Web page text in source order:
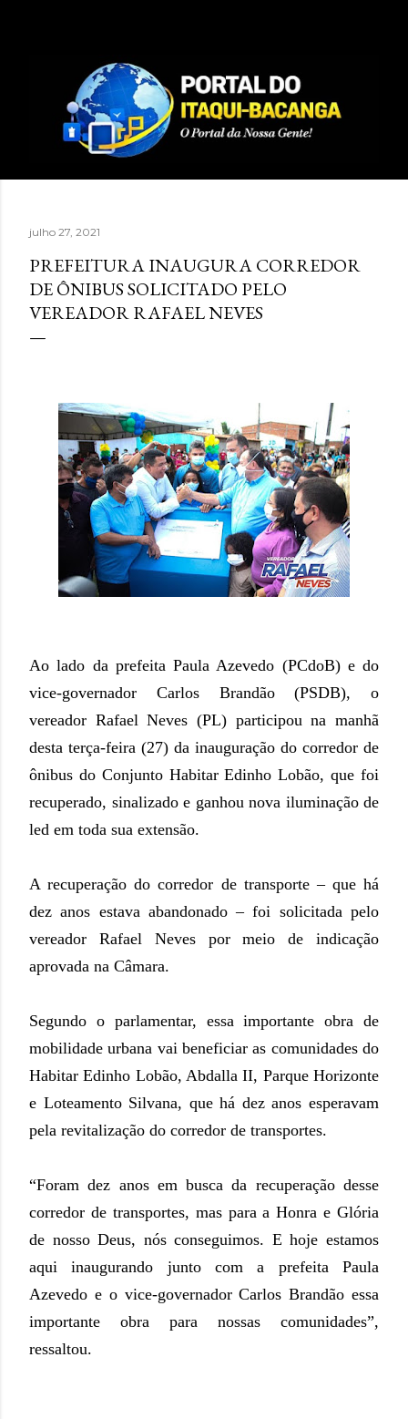
julho 27, 2021
PREFEITURA INAUGURA CORREDOR
DE ÔNIBUS SOLICITADO PELO
VEREADOR RAFAEL NEVES
Ao lado da prefeita Paula Azevedo (PCdoB) e do
vice-governador Carlos Brandão (PSDB), o
vereador Rafael Neves (PL) participou na manhã
desta terça-feira (27) da inauguração do corredor de
ônibus do Conjunto Habitar Edinho Lobão, que foi
recuperado, sinalizado e ganhou nova iluminação de
led em toda sua extensão.
A recuperação do corredor de transporte – que há
dez anos estava abandonado – foi solicitada pelo
vereador Rafael Neves por meio de indicação
aprovada na Câmara.
Segundo o parlamentar, essa importante obra de
mobilidade urbana vai beneficiar as comunidades do
Habitar Edinho Lobão, Abdalla II, Parque Horizonte
e Loteamento Silvana, que há dez anos esperavam
pela revitalização do corredor de transportes.
“Foram dez anos em busca da recuperação desse
corredor de transportes, mas para a Honra e Glória
de nosso Deus, nós conseguimos. E hoje estamos
aqui inaugurando junto com a prefeita Paula
Azevedo e o vice-governador Carlos Brandão essa
importante obra para nossas comunidades”,
ressaltou.